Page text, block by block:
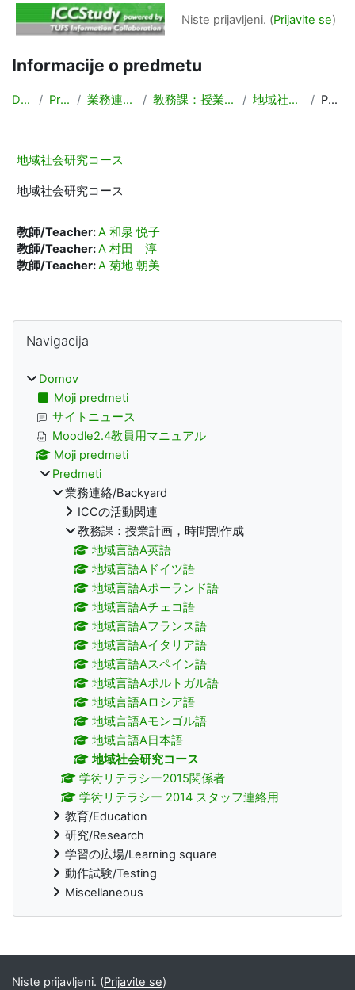
Preskoči na glavno vsebino
Niste prijavljeni. (Prijavite se)
Informacije o predmetu
Domov Predmeti 業務連絡/Backyard 教務課：授業計画，時間割作成 地域社会研究コース Povzetek
地域社会研究コース
地域社会研究コース
教師/Teacher:A 和泉 悦子
教師/Teacher:A 村田 淳
教師/Teacher:A 菊地 朝美
Bloki
Navigacija
Domov
Moji predmeti
サイトニュース
Moodle2.4教員用マニュアル
Moji predmeti
Predmeti
業務連絡/Backyard
ICCの活動関連
教務課：授業計画，時間割作成
地域言語A英語
地域言語Aドイツ語
地域言語Aポーランド語
地域言語Aチェコ語
地域言語Aフランス語
地域言語Aイタリア語
地域言語Aスペイン語
地域言語Aポルトガル語
地域言語Aロシア語
地域言語Aモンゴル語
地域言語A日本語
地域社会研究コース
学術リテラシー2015関係者
学術リテラシー 2014 スタッフ連絡用
教育/Education
研究/Research
学習の広場/Learning square
動作試験/Testing
Miscellaneous
Supplementary blocks
Niste prijavljeni. (Prijavite se)